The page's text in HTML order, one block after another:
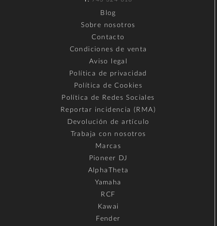
Blog
Sobre nosotros
Contacto
Condiciones de venta
Aviso legal
Política de privacidad
Política de Cookies
Política de Redes Sociales
Reportar incidencia (RMA)
Devolución de artículo
Trabaja con nosotros
Marcas
Pioneer DJ
AlphaTheta
Yamaha
RCF
Kawai
Fender